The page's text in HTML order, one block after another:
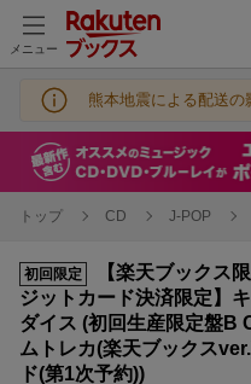
メニュー
熊本地震による配送の
トップ CD J-POP
初回限定
【楽天ブックス
ジットカード決済限定】
ダイス (初回生産限定盤B
ムトレカ(楽天ブックス
ド(第1次予約))